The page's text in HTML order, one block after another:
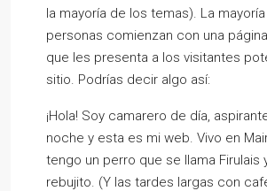
la mayoría de los temas). La
personas comienzan con una
que les presenta a los visitantes
sitio. Podrías decir algo así:
¡Hola! Soy camarero de día,
noche y esta es mi web. Vivo en
tengo un perro que se llama Firulais
rebujito. (Y las tardes largas con